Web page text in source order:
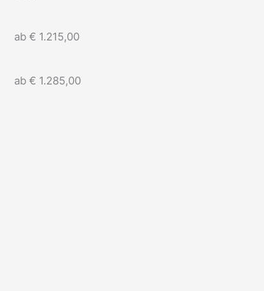
ab € 1.215,00
ab € 1.285,00